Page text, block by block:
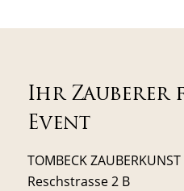
Ihr Zauberer
Event
TOMBECK ZAUBERKUNST
Reschstrasse 2 B